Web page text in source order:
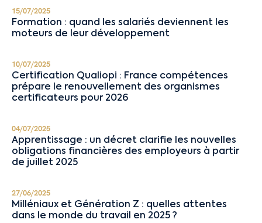
15/07/2025
Formation : quand les salariés deviennent les
moteurs de leur développement
10/07/2025
Certification Qualiopi : France compétences
prépare le renouvellement des organismes
certificateurs pour 2026
04/07/2025
Apprentissage : un décret clarifie les nouvelles
obligations financières des employeurs à partir
de juillet 2025
27/06/2025
Milléniaux et Génération Z : quelles attentes
dans le monde du travail en 2025 ?